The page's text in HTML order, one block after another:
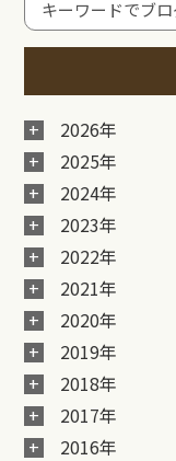
2026年
2025年
2024年
2023年
2022年
2021年
2020年
2019年
2018年
2017年
2016年